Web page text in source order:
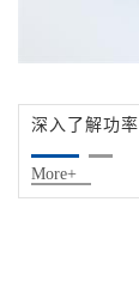
深入了解功
More+